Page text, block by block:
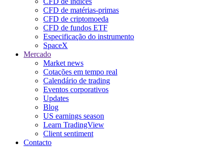
CFD de matérias-primas
CFD de criptomoeda
CFD de fundos ETF
Especificação do instrumento
SpaceX
Mercado
Market news
Cotações em tempo real
Calendário de trading
Eventos corporativos
Updates
Blog
US earnings season
Learn TradingView
Client sentiment
Contacto